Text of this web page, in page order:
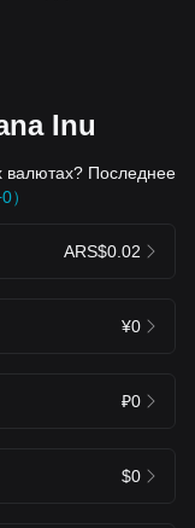
Inu
валютах? Последнее
ARS$0.02
¥0
₽0
$0